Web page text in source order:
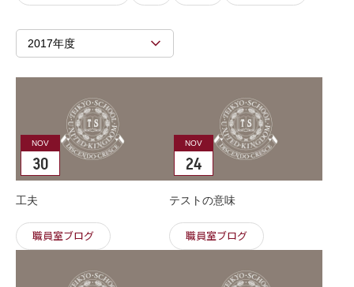
2017年度
NOV
30
工夫
職員室ブログ
NOV
24
テストの意味
職員室ブログ